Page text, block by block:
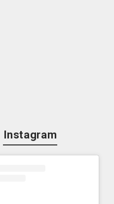
Instagram